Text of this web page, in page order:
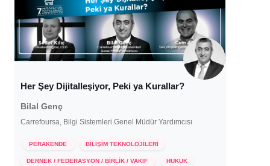
Her Şey Dijitalleşiyor, Peki ya Kurallar?
Bilal Genç
Carrefoursa, Bilgi Sistemleri Genel Müdür Yardımcısı
PERAKENDE BİLİŞİM TEKNOLOJİLERİ
DERNEK / FEDERASYON / BİRLİK / VAKIF HUKUK